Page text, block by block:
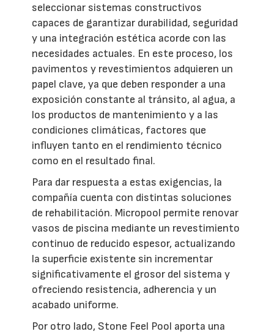
seleccionar sistemas constructivos
capaces de garantizar durabilidad, seguridad
y una integración estética acorde con las
necesidades actuales. En este proceso, los
pavimentos y revestimientos adquieren un
papel clave, ya que deben responder a una
exposición constante al tránsito, al agua, a
los productos de mantenimiento y a las
condiciones climáticas, factores que
influyen tanto en el rendimiento técnico
como en el resultado final.
Para dar respuesta a estas exigencias, la
compañía cuenta con distintas soluciones
de rehabilitación. Micropool permite renovar
vasos de piscina mediante un revestimiento
continuo de reducido espesor, actualizando
la superficie existente sin incrementar
significativamente el grosor del sistema y
ofreciendo resistencia, adherencia y un
acabado uniforme.
Por otro lado, Stone Feel Pool aporta una